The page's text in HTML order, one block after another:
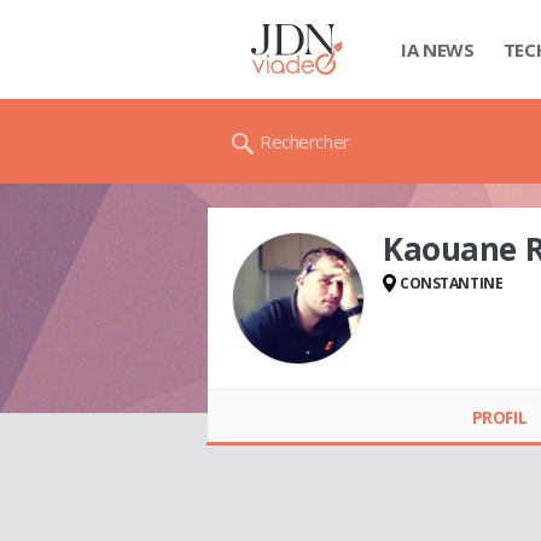
IA NEWS
Rechercher
Kaouane
CONSTANTINE
PROFIL